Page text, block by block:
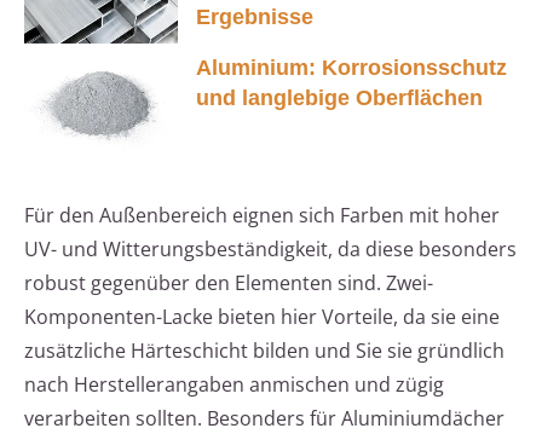
Ergebnisse
Aluminium: Korrosionsschutz
und langlebige Oberflächen
Für den Außenbereich eignen sich Farben mit hoher
UV- und Witterungsbeständigkeit, da diese besonders
robust gegenüber den Elementen sind. Zwei-
Komponenten-Lacke bieten hier Vorteile, da sie eine
zusätzliche Härteschicht bilden und Sie sie gründlich
nach Herstellerangaben anmischen und zügig
verarbeiten sollten. Besonders für Aluminiumdächer